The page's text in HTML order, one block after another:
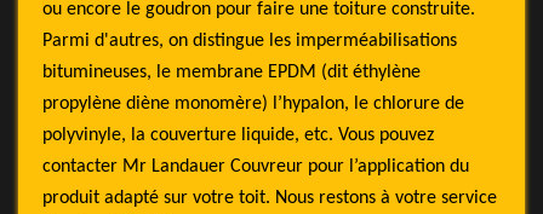
ou encore le goudron pour faire une toiture construite.
Parmi d'autres, on distingue les imperméabilisations
bitumineuses, le membrane EPDM (dit éthylène
propylène diène monomère) l’hypalon, le chlorure de
polyvinyle, la couverture liquide, etc. Vous pouvez
contacter Mr Landauer Couvreur pour l’application du
produit adapté sur votre toit. Nous restons à votre service